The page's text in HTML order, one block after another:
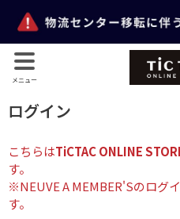
メニュー
ログイン
こちらはTiCTAC ONLINE
す。
※NEUVE A MEMBER'Sのログ
す。